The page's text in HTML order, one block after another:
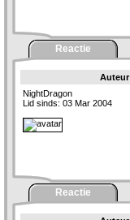
Reactie
Auteur
NightDragon
Lid sinds: 03 Mar 2004
Reactie